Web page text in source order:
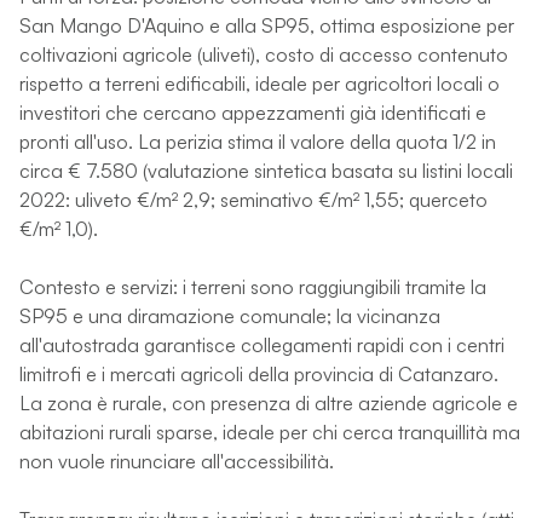
San Mango D'Aquino e alla SP95, ottima esposizione per
coltivazioni agricole (uliveti), costo di accesso contenuto
rispetto a terreni edificabili, ideale per agricoltori locali o
investitori che cercano appezzamenti già identificati e
pronti all'uso. La perizia stima il valore della quota 1/2 in
circa € 7.580 (valutazione sintetica basata su listini locali
2022: uliveto €/m² 2,9; seminativo €/m² 1,55; querceto
€/m² 1,0).
Contesto e servizi: i terreni sono raggiungibili tramite la
SP95 e una diramazione comunale; la vicinanza
all'autostrada garantisce collegamenti rapidi con i centri
limitrofi e i mercati agricoli della provincia di Catanzaro.
La zona è rurale, con presenza di altre aziende agricole e
abitazioni rurali sparse, ideale per chi cerca tranquillità ma
non vuole rinunciare all'accessibilità.